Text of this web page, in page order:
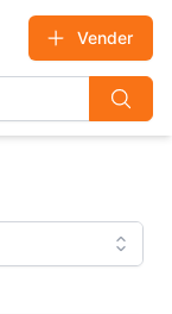
Vender